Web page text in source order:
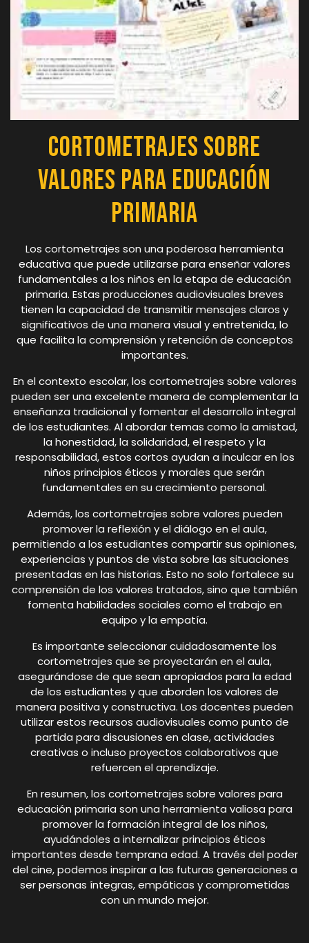
Cortometrajes sobre
Valores para Educación
Primaria
Los cortometrajes son una poderosa herramienta
educativa que puede utilizarse para enseñar valores
fundamentales a los niños en la etapa de educación
primaria. Estas producciones audiovisuales breves
tienen la capacidad de transmitir mensajes claros y
significativos de una manera visual y entretenida, lo
que facilita la comprensión y retención de conceptos
importantes.
En el contexto escolar, los cortometrajes sobre valores
pueden ser una excelente manera de complementar la
enseñanza tradicional y fomentar el desarrollo integral
de los estudiantes. Al abordar temas como la amistad,
la honestidad, la solidaridad, el respeto y la
responsabilidad, estos cortos ayudan a inculcar en los
niños principios éticos y morales que serán
fundamentales en su crecimiento personal.
Además, los cortometrajes sobre valores pueden
promover la reflexión y el diálogo en el aula,
permitiendo a los estudiantes compartir sus opiniones,
experiencias y puntos de vista sobre las situaciones
presentadas en las historias. Esto no solo fortalece su
comprensión de los valores tratados, sino que también
fomenta habilidades sociales como el trabajo en
equipo y la empatía.
Es importante seleccionar cuidadosamente los
cortometrajes que se proyectarán en el aula,
asegurándose de que sean apropiados para la edad
de los estudiantes y que aborden los valores de
manera positiva y constructiva. Los docentes pueden
utilizar estos recursos audiovisuales como punto de
partida para discusiones en clase, actividades
creativas o incluso proyectos colaborativos que
refuercen el aprendizaje.
En resumen, los cortometrajes sobre valores para
educación primaria son una herramienta valiosa para
promover la formación integral de los niños,
ayudándoles a internalizar principios éticos
importantes desde temprana edad. A través del poder
del cine, podemos inspirar a las futuras generaciones a
ser personas íntegras, empáticas y comprometidas
con un mundo mejor.